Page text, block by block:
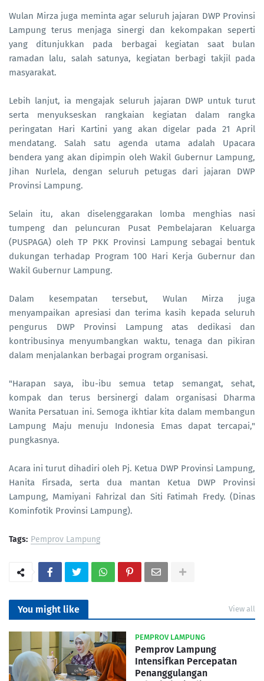
Wulan Mirza juga meminta agar seluruh jajaran DWP Provinsi
Lampung terus menjaga sinergi dan kekompakan seperti
yang ditunjukkan pada berbagai kegiatan saat bulan
ramadan lalu, salah satunya, kegiatan berbagi takjil pada
masyarakat.
Lebih lanjut, ia mengajak seluruh jajaran DWP untuk turut
serta menyukseskan rangkaian kegiatan dalam rangka
peringatan Hari Kartini yang akan digelar pada 21 April
mendatang. Salah satu agenda utama adalah Upacara
bendera yang akan dipimpin oleh Wakil Gubernur Lampung,
Jihan Nurlela, dengan seluruh petugas dari jajaran DWP
Provinsi Lampung.
Selain itu, akan diselenggarakan lomba menghias nasi
tumpeng dan peluncuran Pusat Pembelajaran Keluarga
(PUSPAGA) oleh TP PKK Provinsi Lampung sebagai bentuk
dukungan terhadap Program 100 Hari Kerja Gubernur dan
Wakil Gubernur Lampung.
Dalam kesempatan tersebut, Wulan Mirza juga
menyampaikan apresiasi dan terima kasih kepada seluruh
pengurus DWP Provinsi Lampung atas dedikasi dan
kontribusinya menyumbangkan waktu, tenaga dan pikiran
dalam menjalankan berbagai program organisasi.
"Harapan saya, ibu-ibu semua tetap semangat, sehat,
kompak dan terus bersinergi dalam organisasi Dharma
Wanita Persatuan ini. Semoga ikhtiar kita dalam membangun
Lampung Maju menuju Indonesia Emas dapat tercapai,"
pungkasnya.
Acara ini turut dihadiri oleh Pj. Ketua DWP Provinsi Lampung,
Hanita Firsada, serta dua mantan Ketua DWP Provinsi
Lampung, Mamiyani Fahrizal dan Siti Fatimah Fredy. (Dinas
Kominfotik Provinsi Lampung).
Tags: Pemprov Lampung
You might like View all
PEMPROV LAMPUNG
Pemprov Lampung
Intensifkan Percepatan
Penanggulangan